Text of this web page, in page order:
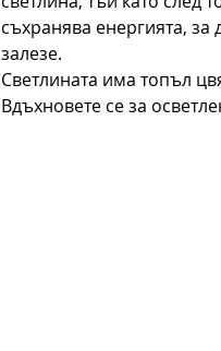
съхранява енергията, за
залезе.
Светлината има топъл
Вдъхновете се за